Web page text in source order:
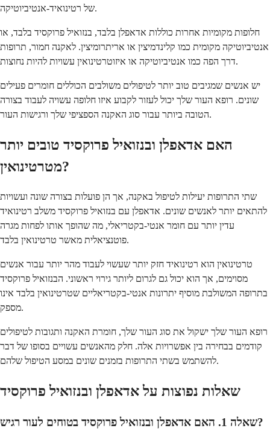
של רטינואיד-אנטיביוטיקה.
חלופות מקומיות אחרות כוללות אדאפלן בלבד, בנזואיל פרוקסיד בלבד, או
אנטיביוטיקה מקומית כמו קלינדמיצין או אריתרומיצין. לאקנה חמור, תרופות
דרך הפה כמו אנטיביוטיקה או איזוטרטינואין עשויות להיות נחוצות.
יש אנשים שמגיבים טוב יותר לטיפולים משולבים הכוללים חומרים פעילים
שונים. רופא העור שלך יכול לעזור לקבוע איזו חלופה עשויה לעבוד בצורה
הטובה ביותר עבור סוג האקנה הספציפי שלך ורגישות העור.
האם אדאפלן ובנזואיל פרוקסיד טובים יותר
מטרטינואין?
שתי התרופות יעילות לטיפול באקנה, אך הן פועלות בצורה שונה ועשויות
להתאים יותר לאנשים שונים. אדאפלן עם בנזואיל פרוקסיד משלב רטינואיד
עדין יותר עם חומר אנטי-בקטריאלי, מה שהופך אותו לפחות מגרה
פוטנציאלית מאשר טרטינואין בלבד.
טרטינואין הוא רטינואיד חזק יותר שעשוי לעבוד מהר יותר עבור אנשים
מסוימים, אך הוא יכול גם לגרום ליותר גירוי ראשוני. הבנזואיל פרוקסיד
בתרופה המשולבת מוסיף יתרונות אנטי-בקטריאליים שטרטינואין בלבד אינו
מספק.
רופא העור שלך ישקול את סוג העור שלך, חומרת האקנה ותגובות לטיפולים
קודמים בבחירה בין אפשרויות אלה. חלק מהאנשים עשויים בסופו של דבר
להשתמש בשתי התרופות בזמנים שונים במסע הטיפול שלהם.
שאלות נפוצות על אדאפלן ובנזואיל פרוקסיד
שאלה 1. האם אדאפלן ובנזואיל פרוקסיד בטוחים לעור רגיש?